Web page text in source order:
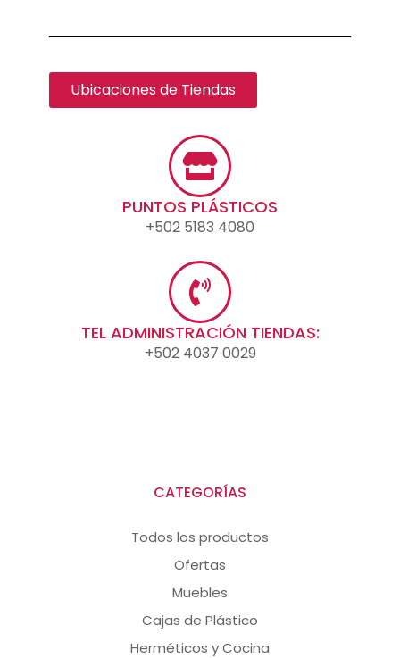
Ubicaciones de Tiendas
PUNTOS PLÁSTICOS
+502 5183 4080
TEL ADMINISTRACIÓN TIENDAS:
+502 4037 0029
CATEGORÍAS
Todos los productos
Ofertas
Muebles
Cajas de Plástico
Herméticos y Cocina